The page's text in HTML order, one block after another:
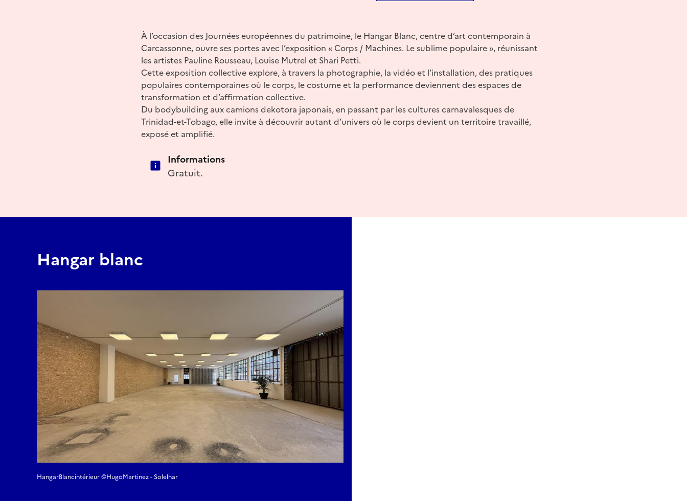
À l’occasion des Journées européennes du patrimoine, le Hangar Blanc, centre d’art contemporain à
Carcassonne, ouvre ses portes avec l’exposition « Corps / Machines. Le sublime populaire », réunissant
les artistes Pauline Rousseau, Louise Mutrel et Shari Petti.
Cette exposition collective explore, à travers la photographie, la vidéo et l’installation, des pratiques
populaires contemporaines où le corps, le costume et la performance deviennent des espaces de
transformation et d’affirmation collective.
Du bodybuilding aux camions dekotora japonais, en passant par les cultures carnavalesques de
Trinidad-et-Tobago, elle invite à découvrir autant d’univers où le corps devient un territoire travaillé,
exposé et amplifié.
Informations
Gratuit.
Hangar blanc
HangarBlancintérieur ©HugoMartinez - Solelhar